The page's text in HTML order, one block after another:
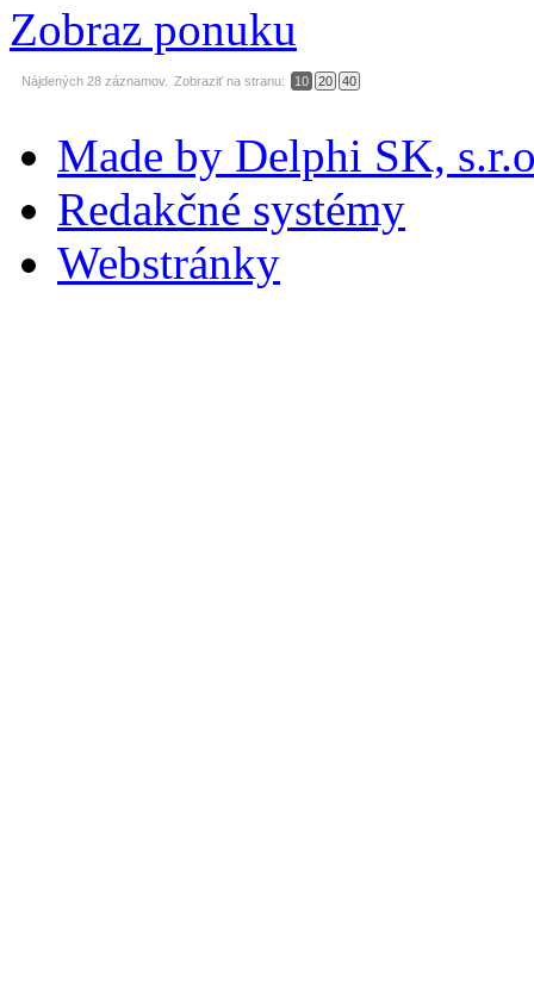
Zobraz ponuku
Nájdených 28 záznamov. Zobraziť na stranu: 10 20 40
Made by Delphi SK,
Redakčné systémy
Webstránky